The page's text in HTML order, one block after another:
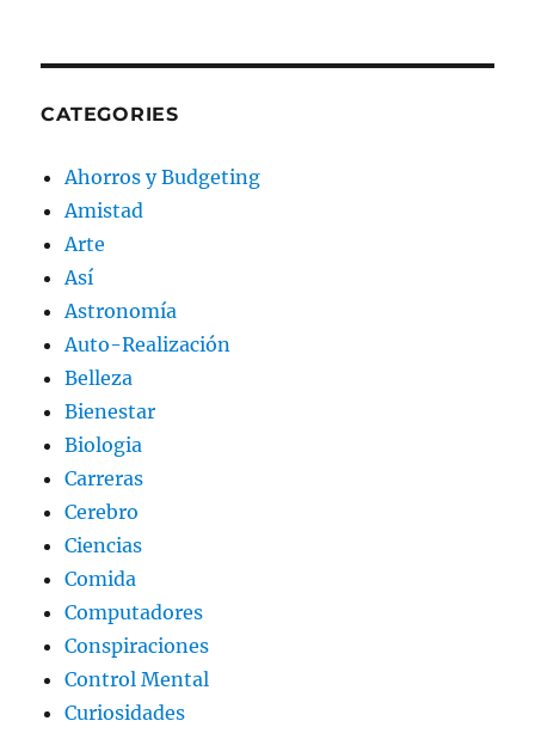
CATEGORIES
Ahorros y Budgeting
Amistad
Arte
Así
Astronomía
Auto-Realización
Belleza
Bienestar
Biologia
Carreras
Cerebro
Ciencias
Comida
Computadores
Conspiraciones
Control Mental
Curiosidades